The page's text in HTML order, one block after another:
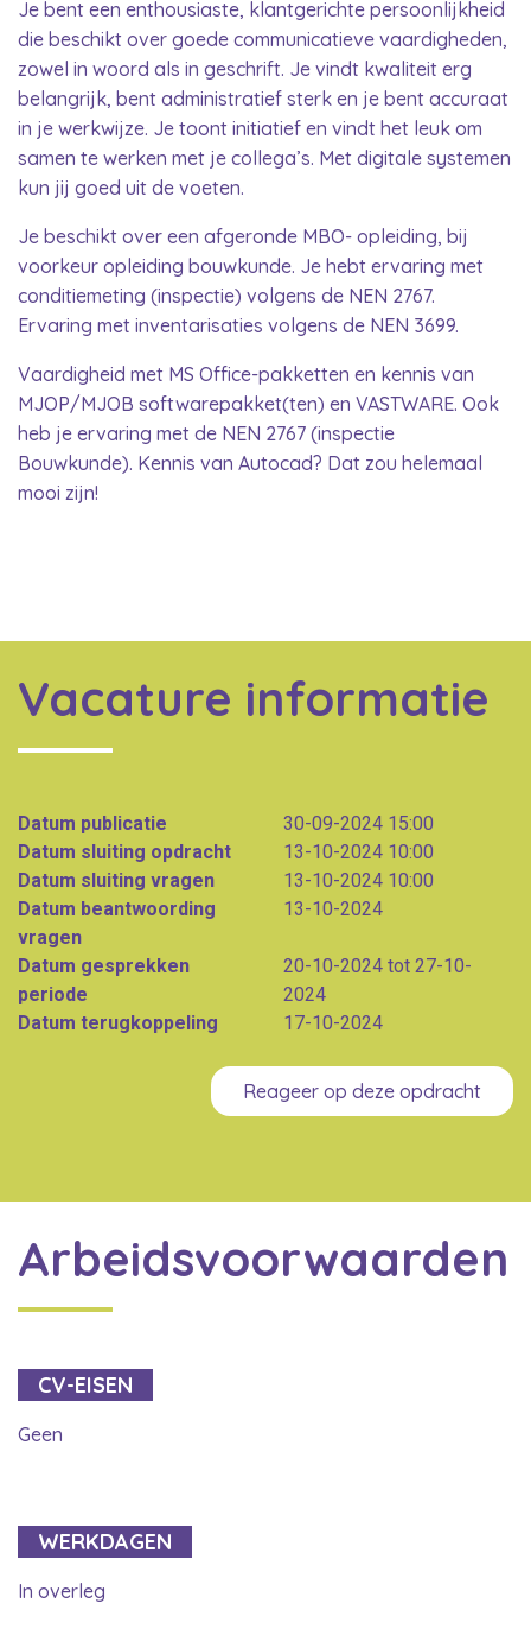
Je bent een enthousiaste, klantgerichte persoonlijkheid
die beschikt over goede communicatieve vaardigheden,
zowel in woord als in geschrift. Je vindt kwaliteit erg
belangrijk, bent administratief sterk en je bent accuraat
in je werkwijze. Je toont initiatief en vindt het leuk om
samen te werken met je collega’s. Met digitale systemen
kun jij goed uit de voeten.
Je beschikt over een afgeronde MBO- opleiding, bij
voorkeur opleiding bouwkunde. Je hebt ervaring met
conditiemeting (inspectie) volgens de NEN 2767.
Ervaring met inventarisaties volgens de NEN 3699.
Vaardigheid met MS Office-pakketten en kennis van
MJOP/MJOB softwarepakket(ten) en VASTWARE. Ook
heb je ervaring met de NEN 2767 (inspectie
Bouwkunde). Kennis van Autocad? Dat zou helemaal
mooi zijn!
Vacature informatie
Datum publicatie
30-09-2024 15:00
Datum sluiting opdracht
13-10-2024 10:00
Datum sluiting vragen
13-10-2024 10:00
Datum beantwoording
vragen
13-10-2024
Datum gesprekken
periode
20-10-2024 tot 27-10-
2024
Datum terugkoppeling
17-10-2024
Reageer op deze opdracht
Arbeidsvoorwaarden
CV-EISEN
Geen
WERKDAGEN
In overleg